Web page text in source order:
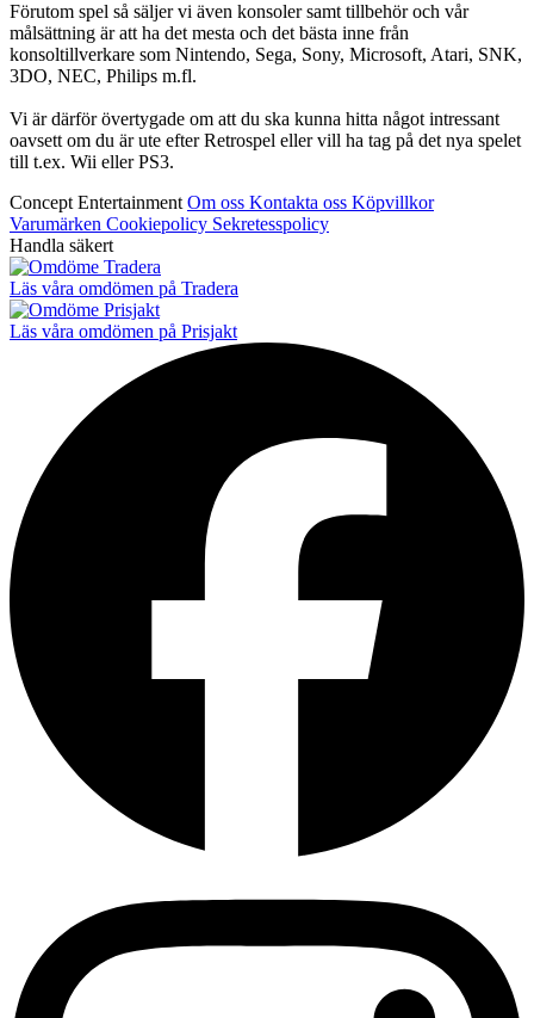
Förutom spel så säljer vi även konsoler samt tillbehör och vår
målsättning är att ha det mesta och det bästa inne från
konsoltillverkare som Nintendo, Sega, Sony, Microsoft, Atari, SNK,
3DO, NEC, Philips m.fl.
Vi är därför övertygade om att du ska kunna hitta något intressant
oavsett om du är ute efter Retrospel eller vill ha tag på det nya spelet
till t.ex. Wii eller PS3.
Concept Entertainment Om oss Kontakta oss Köpvillkor
Varumärken Cookiepolicy Sekretesspolicy
Handla säkert
Läs våra omdömen på Tradera
Läs våra omdömen på Prisjakt